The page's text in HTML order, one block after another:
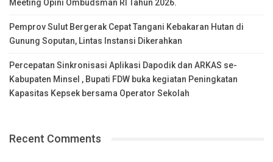
Meeting Opini Ombudsman RI Tahun 2026.
Pemprov Sulut Bergerak Cepat Tangani Kebakaran Hutan di
Gunung Soputan, Lintas Instansi Dikerahkan
Percepatan Sinkronisasi Aplikasi Dapodik dan ARKAS se-
Kabupaten Minsel , Bupati FDW buka kegiatan Peningkatan
Kapasitas Kepsek bersama Operator Sekolah
Recent Comments